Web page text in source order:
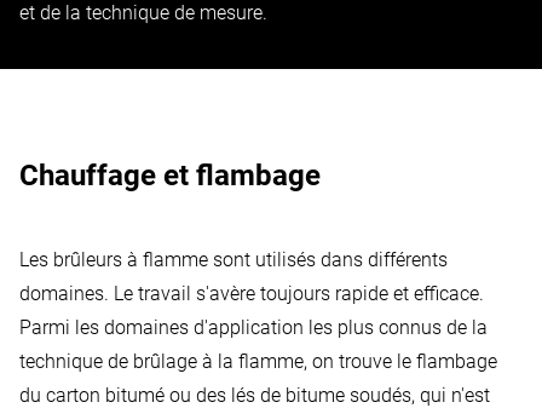
et de la technique de mesure.
Chauffage et flambage
Les brûleurs à flamme sont utilisés dans différents
domaines. Le travail s'avère toujours rapide et efficace.
Parmi les domaines d'application les plus connus de la
technique de brûlage à la flamme, on trouve le flambage
du carton bitumé ou des lés de bitume soudés, qui n'est